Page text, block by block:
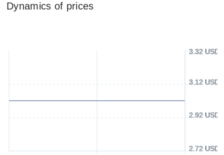
Dynamics of prices
2.72 USD
2.92 USD
3.12 USD
3.32 USD